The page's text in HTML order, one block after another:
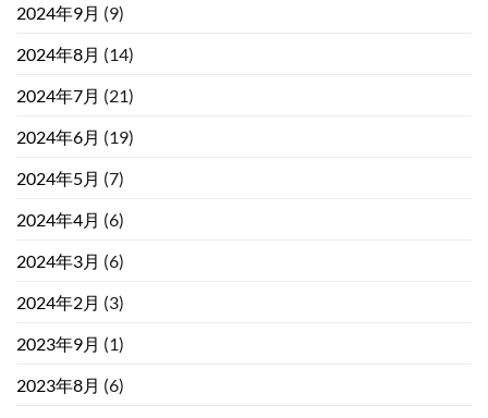
2024年9月 (9)
2024年8月 (14)
2024年7月 (21)
2024年6月 (19)
2024年5月 (7)
2024年4月 (6)
2024年3月 (6)
2024年2月 (3)
2023年9月 (1)
2023年8月 (6)